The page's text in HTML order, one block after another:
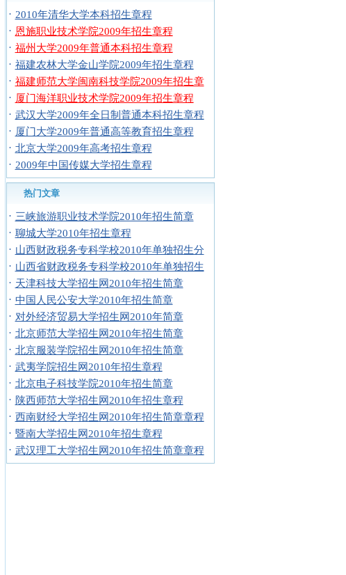
· 2010年清华大学本科招生章程
· 恩施职业技术学院2009年招生章程
· 福州大学2009年普通本科招生章程
· 福建农林大学金山学院2009年招生章程
· 福建师范大学闽南科技学院2009年招生章
· 厦门海洋职业技术学院2009年招生章程
· 武汉大学2009年全日制普通本科招生章程
· 厦门大学2009年普通高等教育招生章程
· 北京大学2009年高考招生章程
· 2009年中国传媒大学招生章程
热门文章
· 三峡旅游职业技术学院2010年招生简章
· 聊城大学2010年招生章程
· 山西财政税务专科学校2010年单独招生分
· 山西省财政税务专科学校2010年单独招生
· 天津科技大学招生网2010年招生简章
· 中国人民公安大学2010年招生简章
· 对外经济贸易大学招生网2010年简章
· 北京师范大学招生网2010年招生简章
· 北京服装学院招生网2010年招生简章
· 武夷学院招生网2010年招生章程
· 北京电子科技学院2010年招生简章
· 陕西师范大学招生网2010年招生章程
· 西南财经大学招生网2010年招生简章章程
· 暨南大学招生网2010年招生章程
· 武汉理工大学招生网2010年招生简章章程